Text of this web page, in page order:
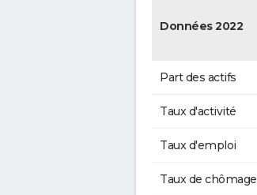
Données 2022
Part des actifs
Taux d'activité
Taux d'emploi
Taux de chômage